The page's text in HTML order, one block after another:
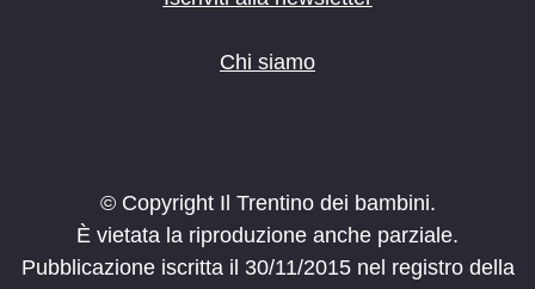
Chi siamo
© Copyright Il Trentino dei bambini.
È vietata la riproduzione anche parziale.
Pubblicazione iscritta il 30/11/2015 nel registro della